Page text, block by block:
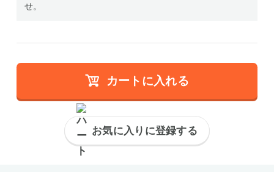
せ。
カートに入れる
お気に入りに登録する